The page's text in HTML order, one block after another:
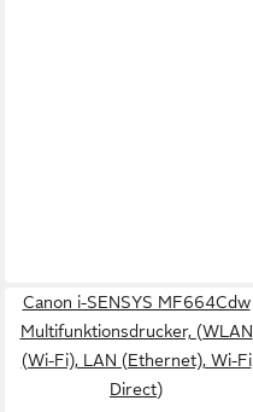
Canon i-SENSYS MF664Cdw
Multifunktionsdrucker, (WLAN
(Wi-Fi), LAN (Ethernet), Wi-Fi
Direct)